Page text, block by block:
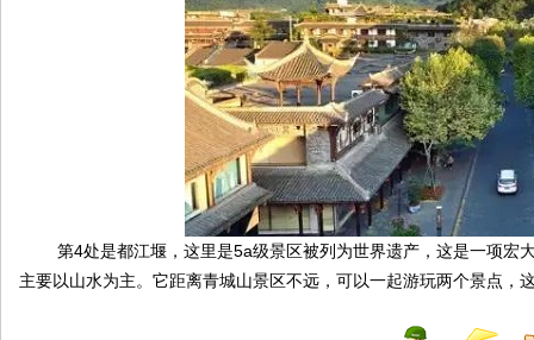
第4处是都江堰，这里是5a级景区被列为世界遗产，这是一项宏
主要以山水为主。它距离青城山景区不远，可以一起游玩两个景点，